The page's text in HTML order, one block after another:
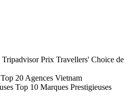
Prix Travellers' Choice de
Top 20 Agences Vietnam
Top 10 Marques Prestigieuses